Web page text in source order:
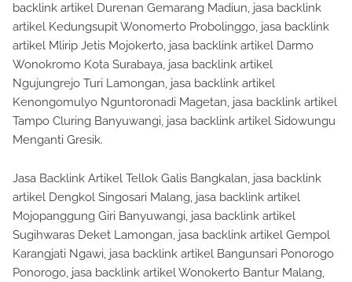
backlink artikel Durenan Gemarang Madiun, jasa backlink
artikel Kedungsupit Wonomerto Probolinggo, jasa backlink
artikel Mlirip Jetis Mojokerto, jasa backlink artikel Darmo
Wonokromo Kota Surabaya, jasa backlink artikel
Ngujungrejo Turi Lamongan, jasa backlink artikel
Kenongomulyo Nguntoronadi Magetan, jasa backlink artikel
Tampo Cluring Banyuwangi, jasa backlink artikel Sidowungu
Menganti Gresik.
Jasa Backlink Artikel Tellok Galis Bangkalan, jasa backlink
artikel Dengkol Singosari Malang, jasa backlink artikel
Mojopanggung Giri Banyuwangi, jasa backlink artikel
Sugihwaras Deket Lamongan, jasa backlink artikel Gempol
Karangjati Ngawi, jasa backlink artikel Bangunsari Ponorogo
Ponorogo, jasa backlink artikel Wonokerto Bantur Malang,